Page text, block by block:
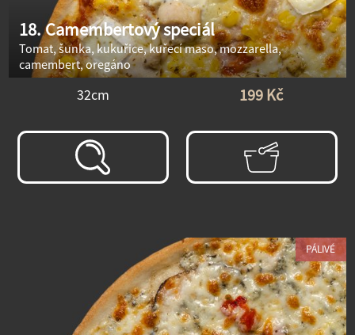
18. Camembertový speciál
Tomat, šunka, kukuřice, kuřecí maso, mozzarella,
camembert, oregáno
32cm 199 Kč
PÁLIVÉ